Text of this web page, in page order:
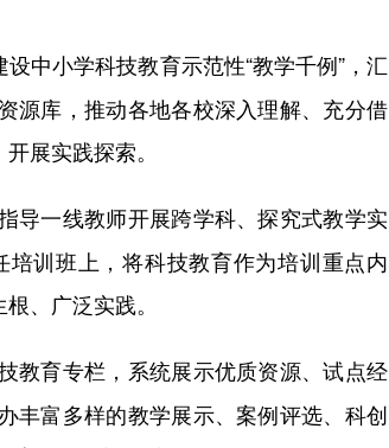
中小学科技教育示范性“教学千例”，汇
源库，推动各地各校深入理解、充分借
展实践探索。
导一线教师开展跨学科、探究式教学实
训班上，将科技教育作为培训重点内
、广泛实践。
教育专栏，系统展示优质资源、试点经
丰富多样的教学展示、案例评选、科创